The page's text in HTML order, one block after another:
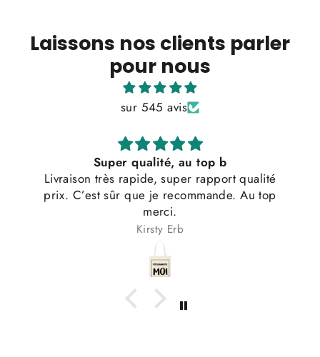
Laissons nos clients parler
pour nous
sur 545 avis
Super qualité, au top b
Livraison très rapide, super rapport qualité
prix. C’est sûr que je recommande. Au top
merci.
Kirsty Erb